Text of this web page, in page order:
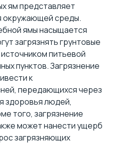
ям представляет
окружающей среды.
ямы насыщается
загрязнять грунтовые
питьевой
пунктов. Загрязнение
к
передающихся через
здоровья людей,
того, загрязнение
может нанести ущерб
загрязняющих